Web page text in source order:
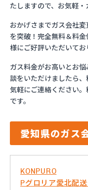
たしますので、お気軽・
おかげさまでガス会社
を突破！完全無料＆料
様にご好評いただいてお
ガス料金がお高いとお
談をいただけましたら
気軽にご連絡ください
です。
愛知県のガス
KONPURO
Pグロリア愛北配